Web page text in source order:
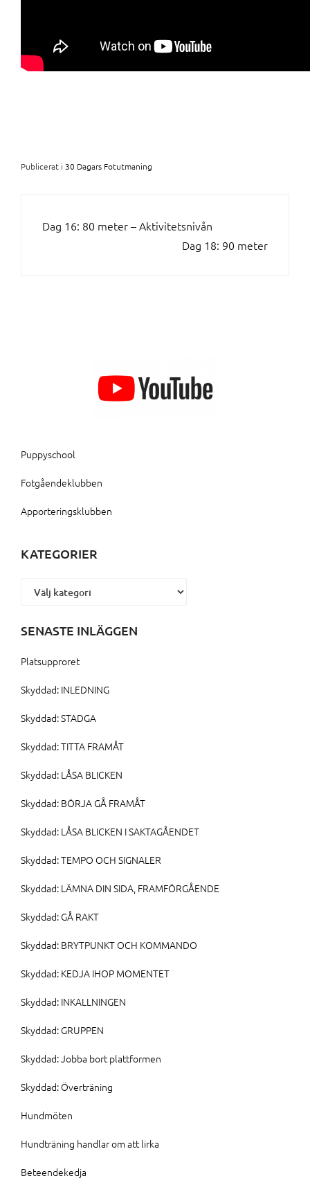
Publicerat i 30 Dagars Fotutmaning
INLÄGGSNAVIGERING
Dag 16: 80 meter – Aktivitetsnivån
Dag 18: 90 meter
Puppyschool
Fotgåendeklubben
Apporteringsklubben
KATEGORIER
Kategorier
SENASTE INLÄGGEN
Platsupproret
Skyddad: INLEDNING
Skyddad: STADGA
Skyddad: TITTA FRAMÅT
Skyddad: LÅSA BLICKEN
Skyddad: BÖRJA GÅ FRAMÅT
Skyddad: LÅSA BLICKEN I SAKTAGÅENDET
Skyddad: TEMPO OCH SIGNALER
Skyddad: LÄMNA DIN SIDA, FRAMFÖRGÅENDE
Skyddad: GÅ RAKT
Skyddad: BRYTPUNKT OCH KOMMANDO
Skyddad: KEDJA IHOP MOMENTET
Skyddad: INKALLNINGEN
Skyddad: GRUPPEN
Skyddad: Jobba bort plattformen
Skyddad: Överträning
Hundmöten
Hundträning handlar om att lirka
Beteendekedja